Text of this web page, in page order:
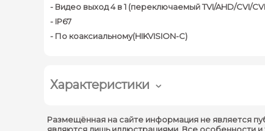
- Видео выход 4 в 1 (переключаемый TVI/AHD/CVI/
- IP67
- По коаксиальному(HIKVISION-C)
Характеристики
Размещённая на сайте информация не является